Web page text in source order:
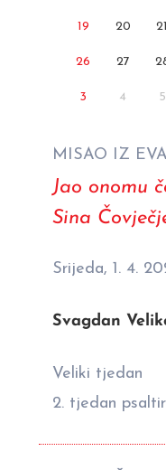
19 20 21
26 27
3 4 5
MISAO IZ
Jao onomu
Sina
Srijeda, 1. 4.
Svagdan
Veliki tjedan
2. tjedan